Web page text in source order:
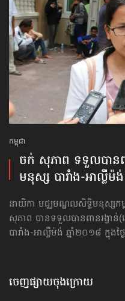
កម្ពុជា
ចក់ សុភាព ទទួលបានព
មនុស្ស បារាំង-អាល្លឺម៉ង់
នាយិកា មជ្ឈមណ្ឌលសិទ្ធិមនុស្សកម្
សុភាព បានទទួលបានពានរង្វាន់
បារាំង-អាល្លឺម៉ង់ ឆ្នាំ២០១៨ ក្នុង
ចេញផ្សាយចុងក្រោយ